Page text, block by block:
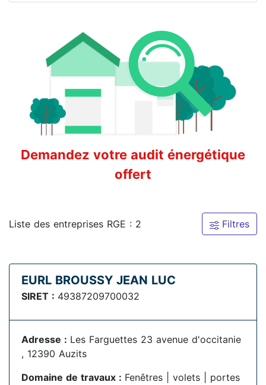
Demandez votre audit énergétique
offert
Liste des entreprises RGE : 2 Filtres
EURL BROUSSY JEAN LUC
SIRET : 49387209700032
Adresse : Les Farguettes 23 avenue d'occitanie
, 12390 Auzits
Domaine de travaux : Fenêtres | volets | portes